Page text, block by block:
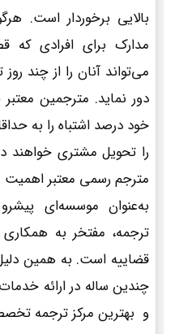
بالایی برخوردار است.
مدارک برای افرادی که
می‌تواند آنان را از چند
دور نماید. مترجمین
خود درصد اشتباه را به
را تحویل مشتری خواهند
مترجم رسمی معتبر اهمیت
به‌عنوان موسسه‌ای
ترجمه، مفتخر به
قضاییه است. به همین
چندین ساله در ارائه
و بهترین مرکز ترجمه